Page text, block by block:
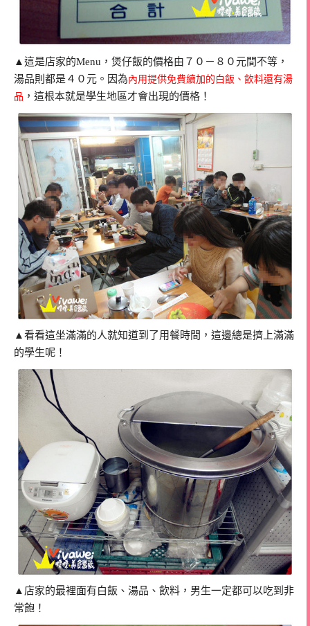
▲這是店家的Menu，煲仔飯的價格由７０－８０元間不等，
湯品則都是４０元。因為內用提供免費續加的白飯、飲料還有湯
品 ，這根本就是學生地區才會出現的價格！
▲看看這坐滿滿的人就知道到了用餐時間，這邊總是擠上滿滿
的學生呢！
▲店家的最裡面有白飯、湯品、飲料，男生一定都可以吃到非
常飽！